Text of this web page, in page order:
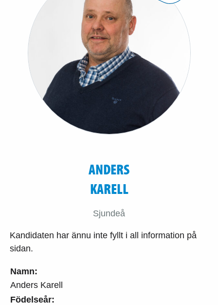
Namn:
Anders Karell
Födelseår:
ANDERS
KARELL
Sjundeå
Kandidaten har ännu inte fyllt i all information på
sidan.